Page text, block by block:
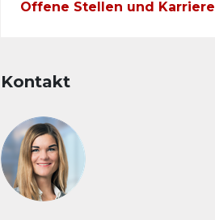
Offene Stellen und Karriere
Kontakt